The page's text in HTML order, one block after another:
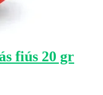
fiús 20 gr